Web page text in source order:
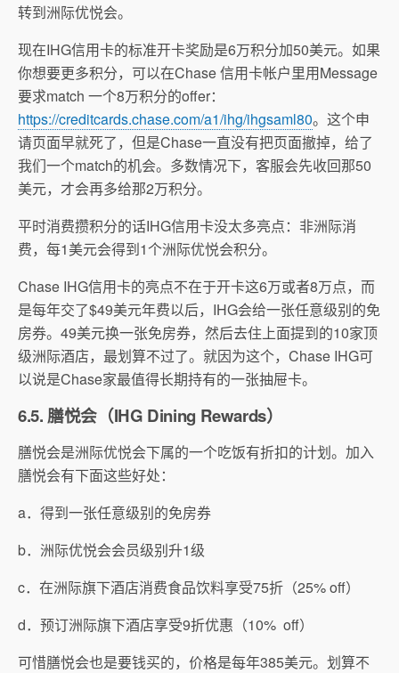
转到洲际优悦会。
现在IHG信用卡的标准开卡奖励是6万积分加50美元。如果
你想要更多积分，可以在Chase 信用卡帐户里用Message
要求match 一个8万积分的offer：
https://creditcards.chase.com/a1/ihg/ihgsaml80。这个申
请页面早就死了，但是Chase一直没有把页面撤掉，给了
我们一个match的机会。多数情况下，客服会先收回那50
美元，才会再多给那2万积分。
平时消费攒积分的话IHG信用卡没太多亮点：非洲际消
费，每1美元会得到1个洲际优悦会积分。
Chase IHG信用卡的亮点不在于开卡这6万或者8万点，而
是每年交了$49美元年费以后，IHG会给一张任意级别的免
房券。49美元换一张免房券，然后去住上面提到的10家顶
级洲际酒店，最划算不过了。就因为这个，Chase IHG可
以说是Chase家最值得长期持有的一张抽屉卡。
6.5. 膳悦会（IHG Dining Rewards）
膳悦会是洲际优悦会下属的一个吃饭有折扣的计划。加入
膳悦会有下面这些好处：
a．得到一张任意级别的免房券
b．洲际优悦会会员级别升1级
c．在洲际旗下酒店消费食品饮料享受75折（25% off）
d．预订洲际旗下酒店享受9折优惠（10% off）
可惜膳悦会也是要钱买的，价格是每年385美元。划算不